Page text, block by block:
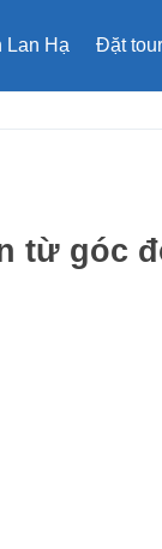
Lan Hạ Đặt tour
từ góc